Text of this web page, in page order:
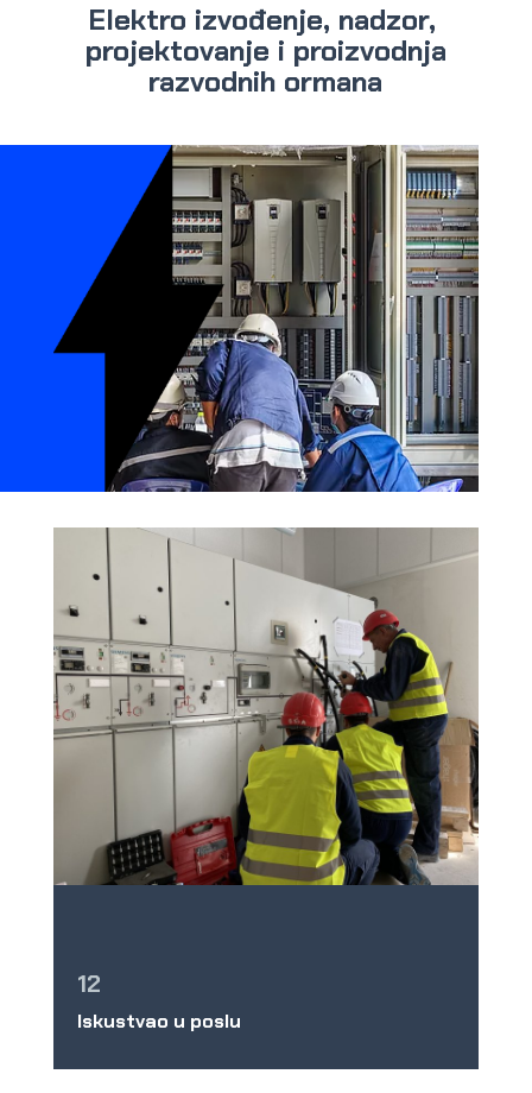
Elektro izvođenje, nadzor,
projektovanje i proizvodnja
razvodnih ormana
12
Iskustvao u poslu